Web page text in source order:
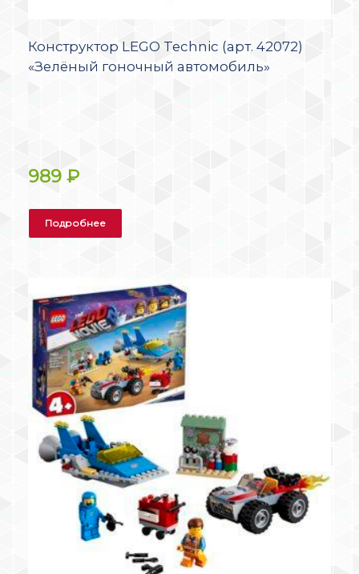
Конструктор LEGO Technic (арт. 42072)
«Зелёный гоночный автомобиль»
989 ₽
Подробнее